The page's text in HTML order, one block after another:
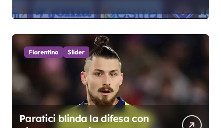
colpo”
Fiorentina Slider
Paratici blinda la difesa con